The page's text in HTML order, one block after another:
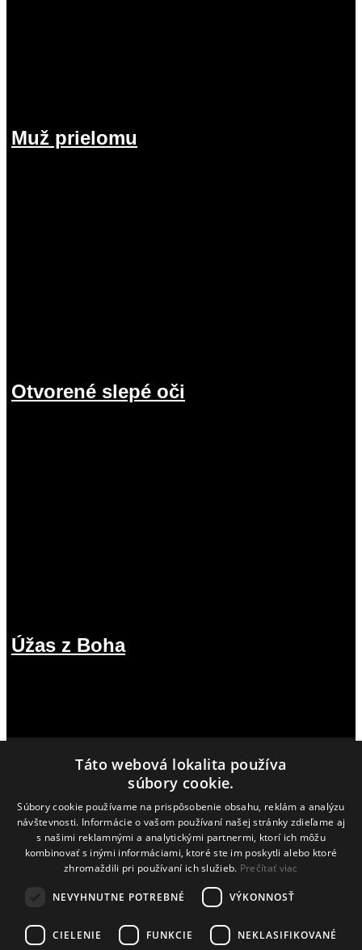
Muž prielomu
Otvorené slepé oči
Úžas z Boha
MÔŽEŠ NÁS PODPORIŤ
IBAN SK87 1100 0000 0026 2876 8778
Táto webová lokalita používa
súbory cookie.
Súbory cookie používame na prispôsobenie obsahu, reklám a analýzu
návštevnosti. Informácie o vašom používaní našej stránky zdieľame aj
s našimi reklamnými a analytickými partnermi, ktorí ich môžu
kombinovať s inými informáciami, ktoré ste im poskytli alebo ktoré
zhromaždili pri používaní ich služieb. Prečítať viac
NEVYHNUTNE POTREBNÉ VÝKONNOSŤ
CIELENIE FUNKCIE NEKLASIFIKOVANÉ